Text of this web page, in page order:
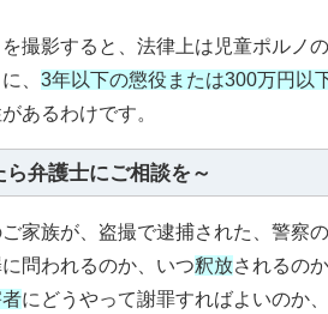
撮影すると、法律上は児童ポルノ
、 3年以下の懲役または300万円以
あるわけです。
ら弁護士にご相談を～
家族が、盗撮で逮捕された、警察
問われるのか、いつ釈放されるの
にどうやって謝罪すればよいのか、